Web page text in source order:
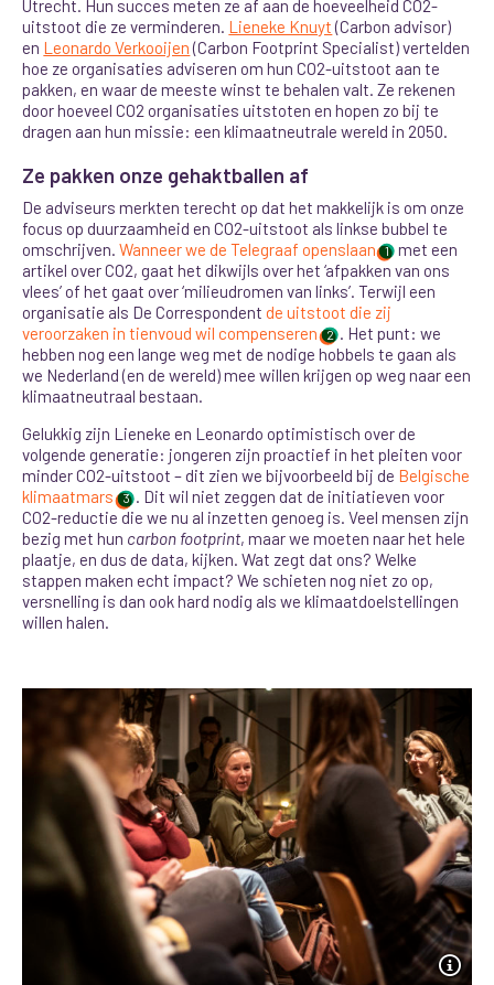
Utrecht. Hun succes meten ze af aan de hoeveelheid CO2-
uitstoot die ze verminderen. Lieneke Knuyt(Carbon advisor)
en Leonardo Verkooijen(Carbon Footprint Specialist) vertelden
hoe ze organisaties adviseren om hun CO2-uitstoot aan te
pakken, en waar de meeste winst te behalen valt. Ze rekenen
door hoeveel CO2 organisaties uitstoten en hopen zo bij te
dragen aan hun missie: een klimaatneutrale wereld in 2050.
Ze pakken onze gehaktballen af
De adviseurs merkten terecht op dat het makkelijk is om onze
focus op duurzaamheid en CO2-uitstoot als linkse bubbel te
omschrijven.Wanneer we de Telegraaf openslaan 1 met een
artikel over CO2, gaat het dikwijls over het ‘afpakken van ons
vlees’ of het gaat over ‘milieudromen van links’. Terwijl een
organisatie als De Correspondentde uitstoot die zij
veroorzaken in tienvoud wil compenseren
2 . Het punt: we
hebben nog een lange weg met de nodige hobbels te gaan als
we Nederland (en de wereld) mee willen krijgen op weg naar een
klimaatneutraal bestaan.
Gelukkig zijn Lieneke en Leonardo optimistisch over de
volgende generatie: jongeren zijn proactief in het pleiten voor
minder CO2-uitstoot – dit zien we bijvoorbeeld bij de Belgische
klimaatmars
3 . Dit wil niet zeggen dat de initiatieven voor
CO2-reductie die we nu al inzetten genoeg is. Veel mensen zijn
bezig met hun carbon footprint, maar we moeten naar het hele
plaatje, en dus de data, kijken. Wat zegt dat ons? Welke
stappen maken echt impact? We schieten nog niet zo op,
versnelling is dan ook hard nodig als we klimaatdoelstellingen
willen halen.